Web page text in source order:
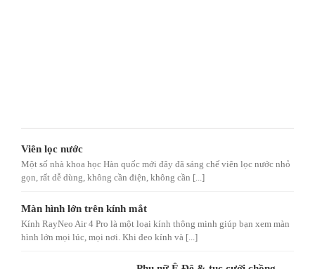
Viên lọc nước
Một số nhà khoa học Hàn quốc mới đây đã sáng chế viên lọc nước nhỏ
gọn, rất dễ dùng, không cần điện, không cần [...]
Màn hình lớn trên kính mắt
Kính RayNeo Air 4 Pro là một loại kính thông minh giúp bạn xem màn
hình lớn mọi lúc, mọi nơi. Khi đeo kính và [...]